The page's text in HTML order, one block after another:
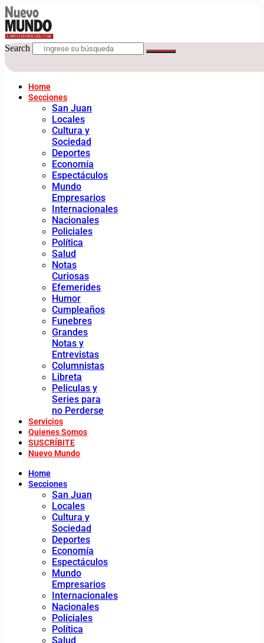
Search
Home
Secciones
San Juan
Locales
Cultura y
Sociedad
Deportes
Economía
Espectáculos
Mundo
Empresarios
Internacionales
Nacionales
Policiales
Política
Salud
Notas
Curiosas
Efemerides
Humor
Cumpleaños
Funebres
Grandes
Notas y
Entrevistas
Columnistas
Libreta
Peliculas y
Series para
no Perderse
Servicios
Quienes Somos
SUSCRÍBITE
Nuevo Mundo
Home
Secciones
San Juan
Locales
Cultura y
Sociedad
Deportes
Economía
Espectáculos
Mundo
Empresarios
Internacionales
Nacionales
Policiales
Política
Salud